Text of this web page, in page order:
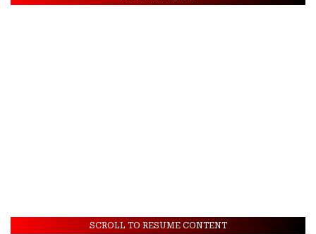
SCROLL TO RESUME CONTENT